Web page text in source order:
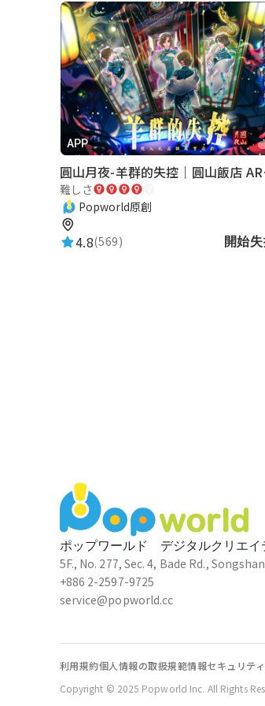
310507林怡欣
2026-06-05 12:03:10
★★★★★
路線規劃的很順，完美結
310530羅幼倢
2026-06-05 12:01:48 ★★★★★
遊戲內容豐富，超級好玩
東邊山丘的雪堂
2026-06-05 11:49:29 ★★★★★
遊戲路線設計流暢 👍
310525蔡育晏
310515陳欣辰
APP
圓
難しさ
Popworld原創
4.8(569) 開始
ポップワールド デジタルクリエイ
5F., No. 277, Sec. 4, Bade Rd.,
+886 2-2597-9725
service@popworld.cc
利用規約個人情報の取扱規範情報セキュリテ
Copyright © 2025 Popworld Inc. All Rights